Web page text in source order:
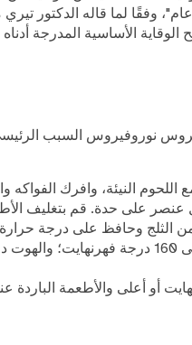
وفقًا لما قاله الدكتور
الأساسية المدرجة
نوروفيروس السبب
النيئة، وافرك الفواكه
على حدة. قم بتغليف
على درجة حرارة 40 درجة فهرنهايت.